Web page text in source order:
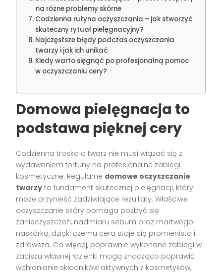
na różne problemy skórne
Codzienna rutyna oczyszczania – jak stworzyć
skuteczny rytuał pielęgnacyjny?
Najczęstsze błędy podczas oczyszczania
twarzy i jak ich unikać
Kiedy warto sięgnąć po profesjonalną pomoc
w oczyszczaniu cery?
Domowa pielęgnacja to
podstawa pięknej cery
Codzienna troska o twarz nie musi wiązać się z
wydawaniem fortuny na profesjonalne zabiegi
kosmetyczne. Regularne domowe oczyszczanie
twarzy to fundament skutecznej pielęgnacji, który
może przynieść zadziwiające rezultaty. Właściwe
oczyszczanie skóry pomaga pozbyć się
zanieczyszczeń, nadmiaru sebum oraz martwego
naskórka, dzięki czemu cera staje się promienista i
zdrowsza. Co więcej, poprawnie wykonane zabiegi w
zaciszu własnej łazienki mogą znacząco poprawić
wchłanianie składników aktywnych z kosmetyków,